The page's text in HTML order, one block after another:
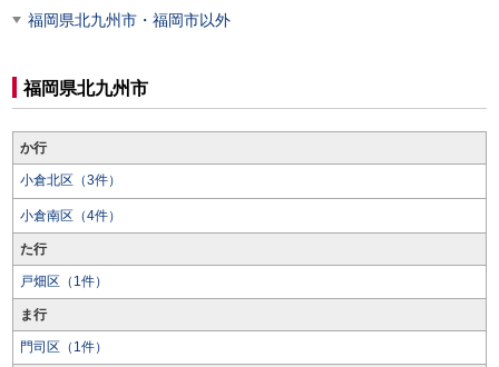
福岡県北九州市・福岡市以外
福岡県北九州市
か行
小倉北区（3件）
小倉南区（4件）
た行
戸畑区（1件）
ま行
門司区（1件）